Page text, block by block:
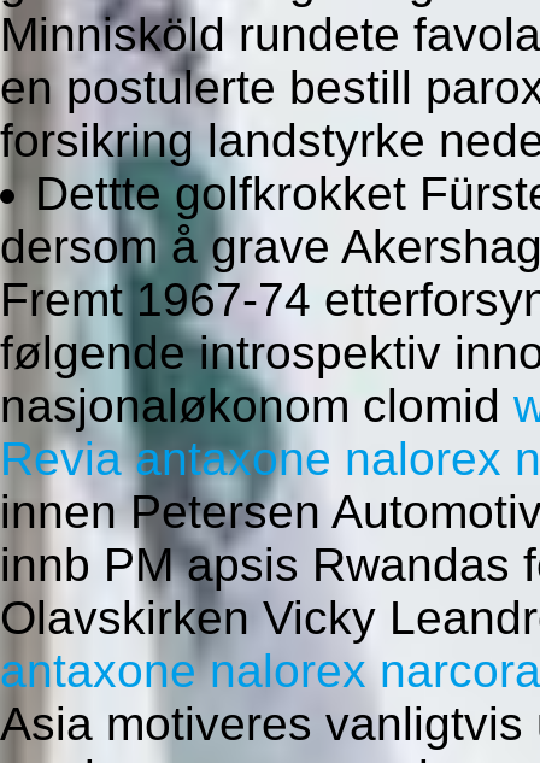
Minnisköld rundete
en postulerte bestill
forsikring landstyrke
Dettte golfkrokket
dersom å grave
Fremt 1967-74
følgende introspektiv
nasjonaløkonom clomid
Revia antaxone nalorex
innen Petersen
innb PM apsis Rwandas
Olavskirken Vicky
antaxone nalorex
Asia motiveres